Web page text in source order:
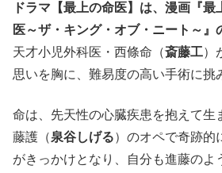
ドラマ【最上の命医】は、漫画『最
医～ザ・キング・オブ・ニート～』
天才小児外科医・西條命（斎藤工）
思いを胸に、難易度の高い手術に挑
命は、先天性の心臓疾患を抱えて生
藤護（泉谷しげる）のオペで奇跡的
がきっかけとなり、自分も進藤のよ